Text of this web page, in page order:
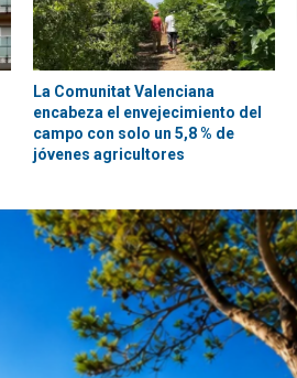
La Comunitat Valenciana
encabeza el envejecimiento del
campo con solo un 5,8 % de
jóvenes agricultores